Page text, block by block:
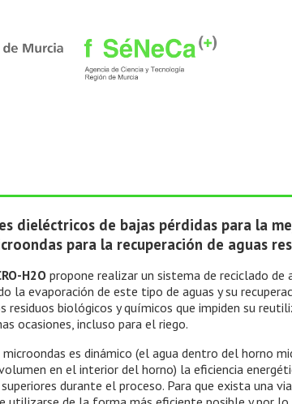
dieléctricos de bajas pérdidas para la
para la recuperación de aguas
H2Opropone realizar un sistema de reciclado
la evaporación de este tipo de aguas y su
residuos biológicos y químicos que impiden su
ocasiones, incluso para el riego.
es dinámico (el agua dentro del horno
en el interior del horno) la eficiencia
durante el proceso. Para que exista una